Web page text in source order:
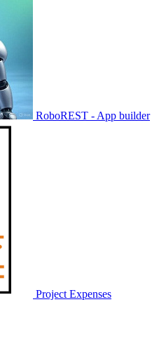
RoboREST - App builder
Project Expenses